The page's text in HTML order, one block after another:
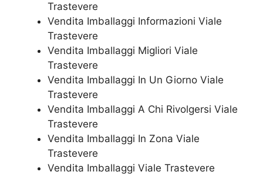
Trastevere
Vendita Imballaggi Informazioni Viale
Trastevere
Vendita Imballaggi Migliori Viale
Trastevere
Vendita Imballaggi In Un Giorno Viale
Trastevere
Vendita Imballaggi A Chi Rivolgersi Viale
Trastevere
Vendita Imballaggi In Zona Viale
Trastevere
Vendita Imballaggi Viale Trastevere